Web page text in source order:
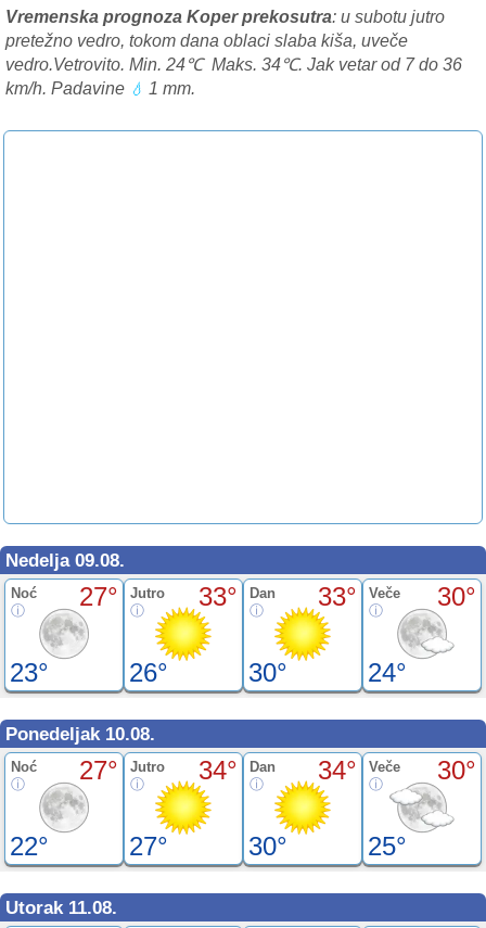
Vremenska prognoza Koper prekosutra: u subotu jutro
pretežno vedro, tokom dana oblaci slaba kiša, uveče
vedro.Vetrovito. Min. 24℃ Maks. 34℃. Jak vetar od 7 do 36
km/h. Padavine 💧 1 mm.
Nedelja 09.08.
Noć 27°
23°
Jutro 33°
26°
Dan 33°
30°
Veče 30°
24°
Ponedeljak 10.08.
Noć 27°
22°
Jutro 34°
27°
Dan 34°
30°
Veče 30°
25°
Utorak 11.08.